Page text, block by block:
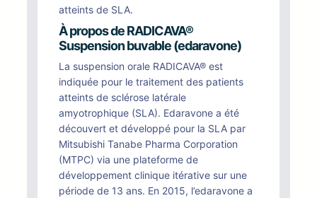
atteints de SLA.
À propos de RADICAVA®
Suspension buvable (edaravone)
La suspension orale RADICAVA® est
indiquée pour le traitement des patients
atteints de sclérose latérale
amyotrophique (SLA). Edaravone a été
découvert et développé pour la SLA par
Mitsubishi Tanabe Pharma Corporation
(MTPC) via une plateforme de
développement clinique itérative sur une
période de 13 ans. En 2015, l’edaravone a